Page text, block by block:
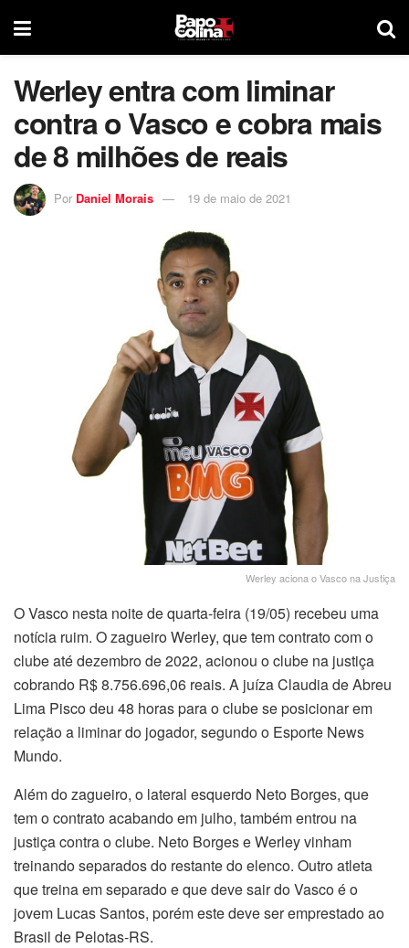
Werley entra com liminar
contra o Vasco e cobra mais
de 8 milhões de reais
Por Daniel Morais 19 de maio de 2021
Werley aciona o Vasco na Justiça
O Vasco nesta noite de quarta-feira (19/05) recebeu uma
notícia ruim. O zagueiro Werley, que tem contrato com o
clube até dezembro de 2022, acionou o clube na justiça
cobrando R$ 8.756.696,06 reais. A juíza Claudia de Abreu
Lima Pisco deu 48 horas para o clube se posicionar em
relação a liminar do jogador, segundo o Esporte News
Mundo.
Além do zagueiro, o lateral esquerdo Neto Borges, que
tem o contrato acabando em julho, também entrou na
justiça contra o clube. Neto Borges e Werley vinham
treinando separados do restante do elenco. Outro atleta
que treina em separado e que deve sair do Vasco é o
jovem Lucas Santos, porém este deve ser emprestado ao
Brasil de Pelotas-RS.